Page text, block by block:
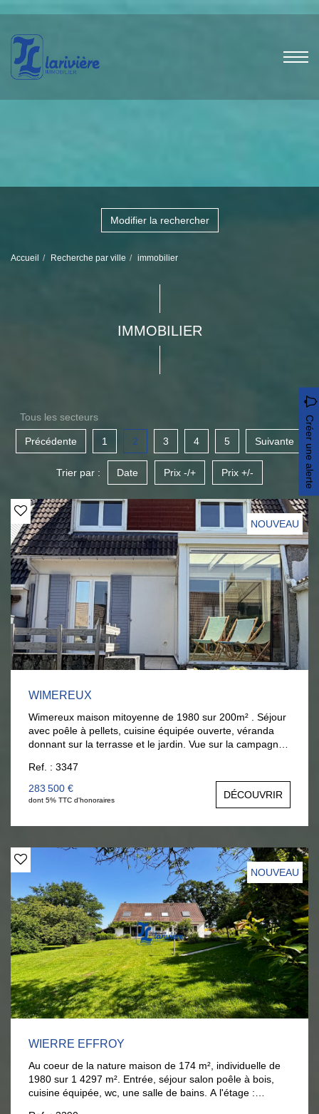
Modifier la rechercher
Accueil Recherche par ville immobilier
IMMOBILIER
Tous les secteurs Créer une alerte
Précédente 1 2 3 4 5 Suivante
Trier par : Date Prix -/+ Prix +/-
NOUVEAU
WIMEREUX
Wimereux maison mitoyenne de 1980 sur 200m² . Séjour
avec poêle à pellets, cuisine équipée ouverte, véranda
donnant sur la terrasse et le jardin. Vue sur la campagne.
aménagés. Jardin et garage. Pour visiter AGENCE
LARIVIERE 03.21.32.42.67.
Ref. : 3347
283 500 €
dont 5% TTC d'honoraires DÉCOUVRIR
NOUVEAU
WIERRE EFFROY
Au coeur de la nature maison de 174 m², individuelle de
1980 sur 1 4297 m². Entrée, séjour salon poêle à bois,
cuisine équipée, wc, une salle de bains. A l'étage :